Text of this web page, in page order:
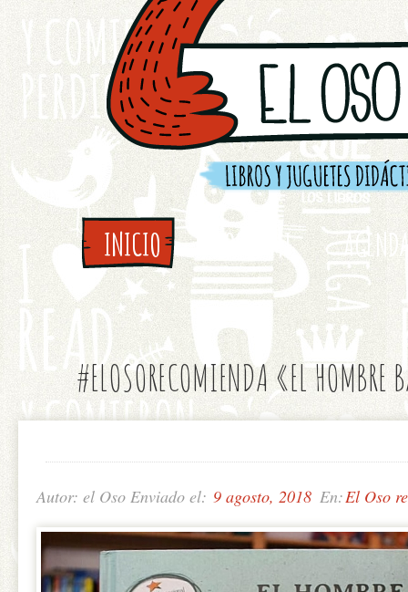
INICIO SOBRE MI
#ELOSORECOMIENDA «EL HOMBRE
Autor: el Oso Enviado el: 9 agosto, 2018 En:El Oso